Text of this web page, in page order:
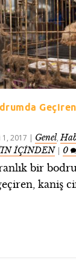
1, 2017 | Genel,
İÇİNDEN| 0
bir
kaniş